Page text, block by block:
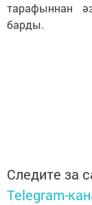
тарафыннан
барды.
Следите за
Telegram-